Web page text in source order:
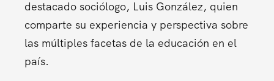
destacado sociólogo, Luis González, quien
comparte su experiencia y perspectiva sobre
las múltiples facetas de la educación en el
país.